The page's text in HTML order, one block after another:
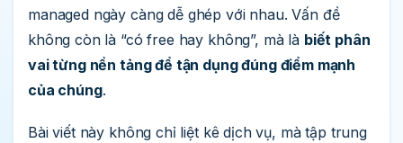
managed ngày càng dễ ghép với nhau. Vấn đề
không còn là “có free hay không”, mà là biết phân
vai từng nền tảng để tận dụng đúng điểm mạnh
của chúng.
Bài viết này không chỉ liệt kê dịch vụ, mà tập trung